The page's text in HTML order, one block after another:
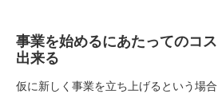
事業を始めるにあたってのコ
出来る
仮に新しく事業を立ち上げるという場